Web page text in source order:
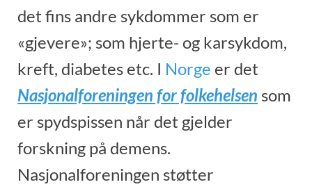
det fins andre sykdommer som er
«gjevere»; som hjerte- og karsykdom,
kreft, diabetes etc. I Norge er det
Nasjonalforeningen for folkehelsen som
er spydspissen når det gjelder
forskning på demens.
Nasjonalforeningen støtter